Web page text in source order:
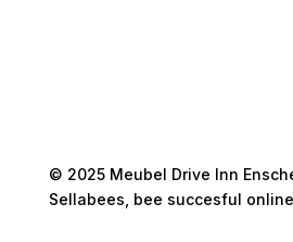
© 2025 Meubel Drive Inn
Sellabees, bee succesful online